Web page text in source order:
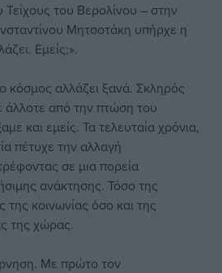
Τείχους του Βερολίνου – στην
Μητσοτάκη υπήρχε η
Εμείς;».
κόσμος αλλάζει ξανά. Σκληρός
άλλοτε από την πτώση του
και εμείς. Τα τελευταία χρόνια,
πέτυχε την αλλαγή
σε μια πορεία
ανάκτησης. Τόσο της
της κοινωνίας όσο και της
της χώρας.
Με πρώτο τον